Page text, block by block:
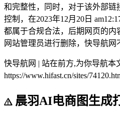
和完整性，同时，对于该外部
控制，在2023年12月20日
都属于合规合法，后期网页的
网站管理员进行删除，快导航网
快导航网 | 站在前方,为你导航本
https://www.hifast.cn/sites/
晨羽AI电商图生成